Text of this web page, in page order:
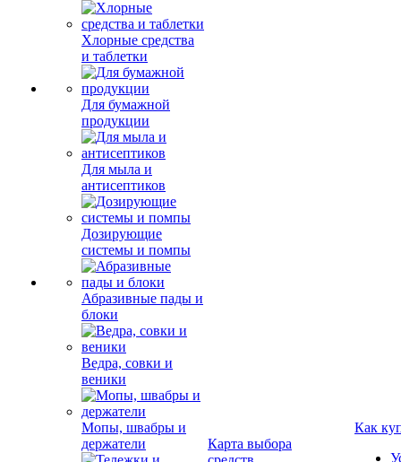
Хлорные средства
и таблетки
Для бумажной
продукции
Для мыла и
антисептиков
Дозирующие
системы и помпы
Абразивные пады и
блоки
Ведра, совки и
веники
Мопы, швабры и
держатели
Карта выбора
Как